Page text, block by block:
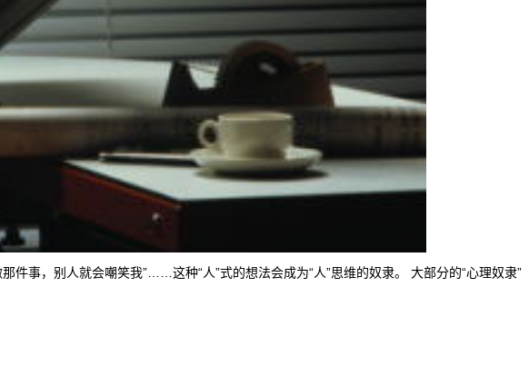
件事，别人就会嘲笑我”……这种“人”式的想法会成为“人”思维的奴隶。 大部分的“心理奴隶”